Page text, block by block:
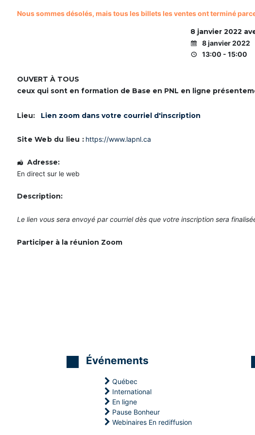
Nous sommes désolés, mais tous les billets les ventes ont terminé
8 janvier 2022
8 janvier 2022
13:00 - 15:00
OUVERT À TOUS
ceux qui sont en formation de Base en PNL en ligne
Lieu: Lien zoom dans votre courriel d'inscription
Site Web du lieu : https://www.lapnl.ca
Adresse:
En direct sur le web
Description:
Le lien vous sera envoyé par courriel dès que votre inscription sera
Participer à la réunion Zoom
Événements
Québec
International
En ligne
Pause Bonheur
Webinaires En rediffusion